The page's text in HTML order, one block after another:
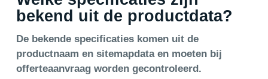
bekend uit de productdata?
De bekende specificaties komen uit de
productnaam en sitemapdata en moeten bij
offerteaanvraag worden gecontroleerd.